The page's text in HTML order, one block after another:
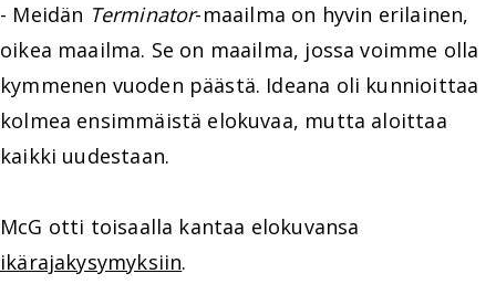
- Meidän Terminator-maailma on hyvin erilainen,
oikea maailma. Se on maailma, jossa voimme olla
kymmenen vuoden päästä. Ideana oli kunnioittaa
kolmea ensimmäistä elokuvaa, mutta aloittaa
kaikki uudestaan.
McG otti toisaalla kantaa elokuvansa
ikärajakysymyksiin.